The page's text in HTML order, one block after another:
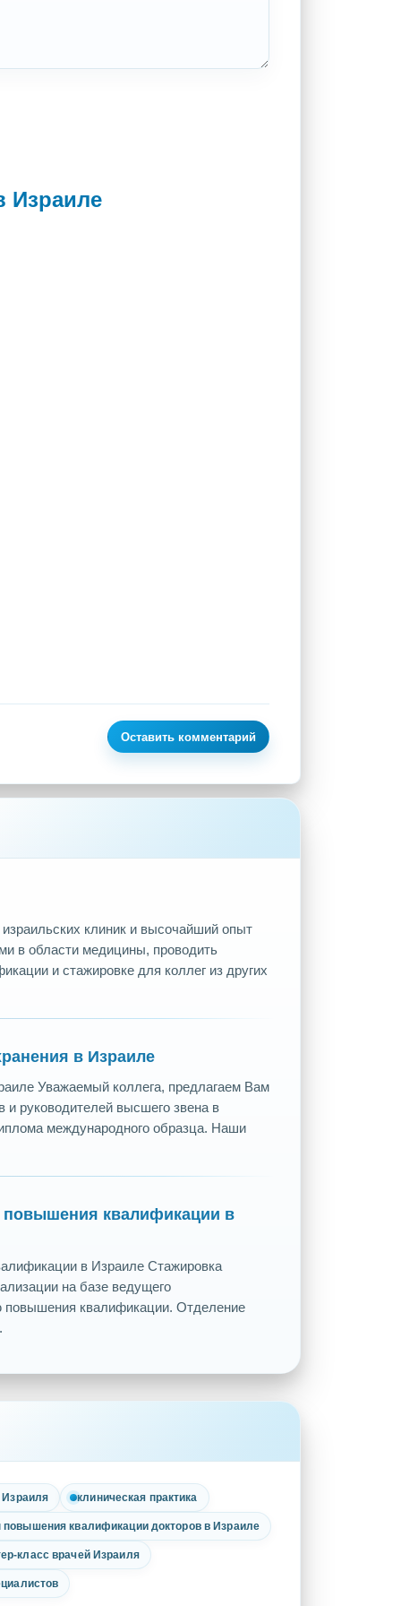
Израиле
Оставить комментарий
клиник и высочайший опыт
в области медицины, проводить
и стажировке для коллег из других
в Израиле
Уважаемый коллега, предлагаем Вам
и руководителей высшего звена в
международного образца. Наши
квалификации в
в Израиле Стажировка
на базе ведущего
повышения квалификации. ​Отделение
Израиля клиническая практика
повышения квалификации докторов в Израиле
класс врачей Израиля